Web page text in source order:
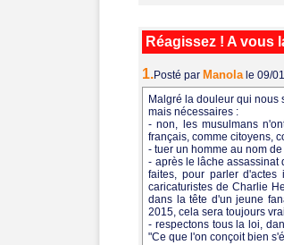
Réagissez ! A vous
1.Posté par Manola le 09/
Malgré la douleur qui nous
mais nécessaires :
- non, les musulmans
français, comme citoyens,
- tuer un homme au nom
- après le lâche assassinat
faites, pour parler d'actes
caricaturistes de Charlie
dans la tête d'un jeune
2015, cela sera toujours
- respectons tous la loi,
"Ce que l'on conçoit bien